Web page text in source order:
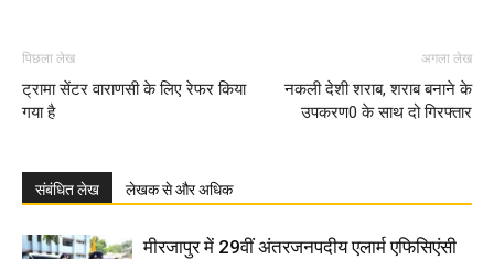
पिछला लेख
ट्रामा सेंटर वाराणसी के लिए रेफर किया
गया है
अगला लेख
नकली देशी शराब, शराब बनाने के
उपकरण0 के साथ दो गिरफ्तार
संबंधित लेख लेखक से और अधिक
मीरजापुर में 29वीं अंतरजनपदीय एलार्म एफिसिएंसी